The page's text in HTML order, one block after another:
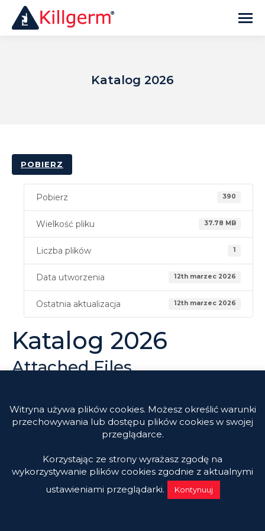
Katalog 2026
POBIERZ
Pobierz 390
Wielkość pliku 37.78 MB
Liczba plików 1
Data utworzenia 12th marzec 2026
Ostatnia aktualizacja 12th marzec 2026
Katalog 2026
Attached Files
© Killgerm Group Ltd |Mapa Strony| Regulamin sklepu
Witryna używa plików cookies. Możesz określić warunki
przechowywania lub dostępu plików cookies w swojej
przeglądarce.
Korzystając ze strony wyrażasz zgodę na
wykorzystywanie plików cookies zgodnie z aktualnymi
ustawieniami przeglądarki.
Kontynuuj